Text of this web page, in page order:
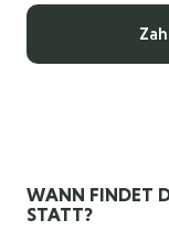
WANN FINDET
STATT?